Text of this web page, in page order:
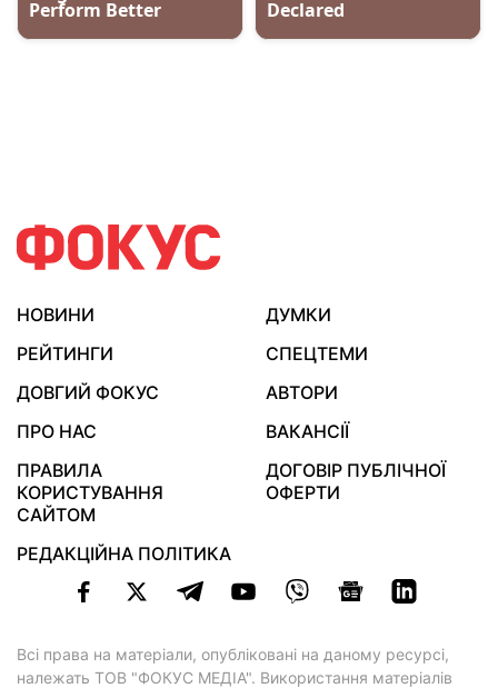
НОВИНИ
ДУМКИ
РЕЙТИНГИ
СПЕЦТЕМИ
ДОВГИЙ ФОКУС
АВТОРИ
ПРО НАС
ВАКАНСІЇ
ПРАВИЛА
КОРИСТУВАННЯ
САЙТОМ
ДОГОВІР ПУБЛІЧНОЇ
ОФЕРТИ
РЕДАКЦІЙНА ПОЛІТИКА
Всі права на матеріали, опубліковані на даному ресурсі,
належать ТОВ "ФОКУС МЕДІА". Використання матеріалів